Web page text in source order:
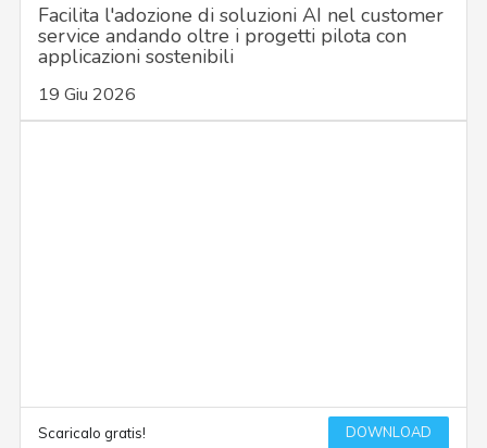
Facilita l'adozione di soluzioni AI nel customer
service andando oltre i progetti pilota con
applicazioni sostenibili
19 Giu 2026
Scaricalo gratis! DOWNLOAD